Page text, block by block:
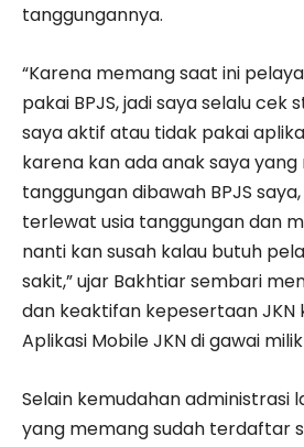
tanggungannya.
“Karena memang saat ini
pakai BPJS, jadi saya selalu cek
saya aktif atau tidak pakai
karena kan ada anak saya yang
tanggungan dibawah BPJS
terlewat usia tanggungan dan
nanti kan susah kalau butuh
sakit,” ujar Bakhtiar sembari
dan keaktifan kepesertaan JKN
Aplikasi Mobile JKN di gawai
Selain kemudahan administrasi
yang memang sudah terdaftar